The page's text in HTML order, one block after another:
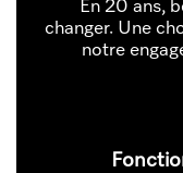
En 20 ans,
changer. Une
notre